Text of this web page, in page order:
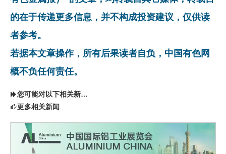
的在于传递更多信息，并不构成投资建议，仅供读
者参考。
若据本文章操作，所有后果读者自负，中国有色网
概不负任何责任。
您可能对以下相关新闻同样感兴趣
更多相关新闻